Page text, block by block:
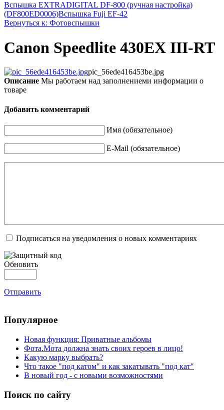
Вспышка EXTRADIGITAL DF-800 (ручная настройка)
(DF800ED0006)Вспышка Fuji EF-42
Вернуться к: Фотовспышки
Canon Speedlite 430EX III-RT
pic_56ede416453be.jpg
Описание Мы работаем над заполнениеми информации о
товаре
Добавить комментарий
Имя (обязательное)
E-Mail (обязательное)
Подписаться на уведомления о новых комментариях
Обновить
Отправить
Популярное
Новая функция: Приватные альбомы
Фота.Мота должна знать своих героев в лицо!
Какую марку выбрать?
Что такое "под катом" и как закатывать "под кат"
В новый год - с новыми возможностями
Поиск по сайту